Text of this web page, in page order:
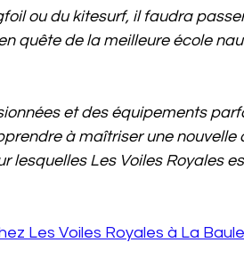
ou du kitesurf, il faudra
quête de la meilleure école
et des équipements
à maîtriser une
lesquelles Les Voiles Royales
Les Voiles Royales à La Baule